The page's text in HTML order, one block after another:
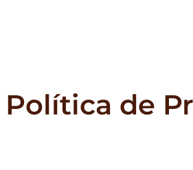
Política de